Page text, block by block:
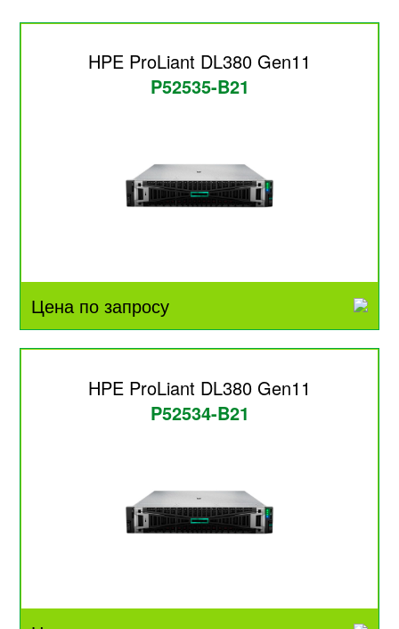
HPE ProLiant DL380 Gen11
P52535-B21
Цена по запросу
HPE ProLiant DL380 Gen11
P52534-B21